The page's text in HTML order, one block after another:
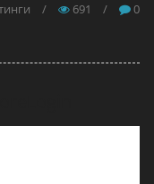
/ 691 / 0